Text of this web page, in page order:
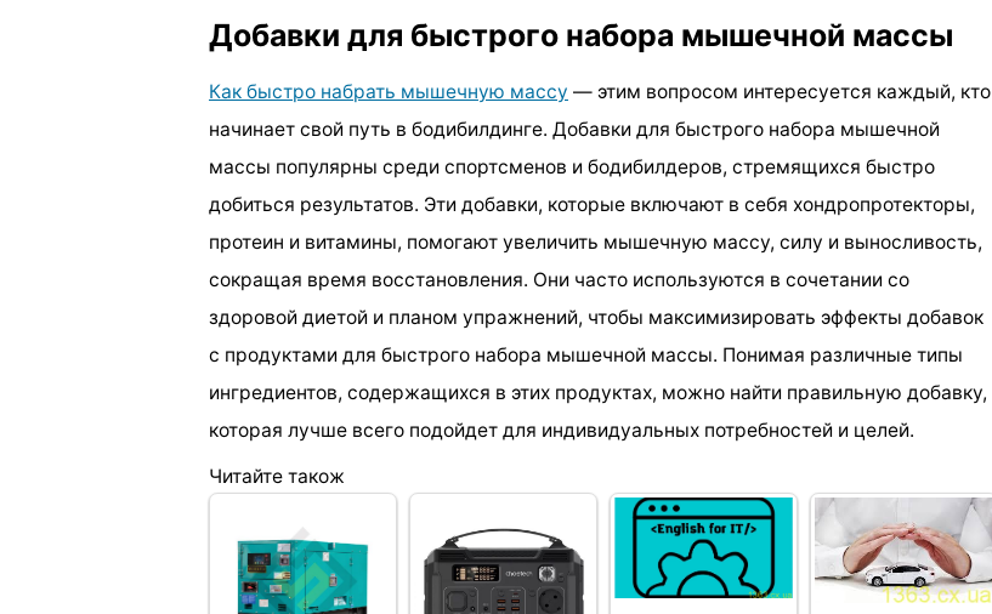
Добавки для быстрого набора мышечной массы
Как быстро набрать мышечную массу — этим вопросом интересуется каждый, кто
начинает свой путь в бодибилдинге. Добавки для быстрого набора мышечной
массы популярны среди спортсменов и бодибилдеров, стремящихся быстро
добиться результатов. Эти добавки, которые включают в себя хондропротекторы,
протеин и витамины, помогают увеличить мышечную массу, силу и выносливость,
сокращая время восстановления. Они часто используются в сочетании со
здоровой диетой и планом упражнений, чтобы максимизировать эффекты добавок
с продуктами для быстрого набора мышечной массы. Понимая различные типы
ингредиентов, содержащихся в этих продуктах, можно найти правильную добавку,
которая лучше всего подойдет для индивидуальных потребностей и целей.
Читайте також